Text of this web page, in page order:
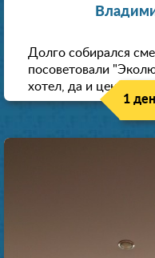
Долго собирался
посоветовали
хотел, да и цена
1